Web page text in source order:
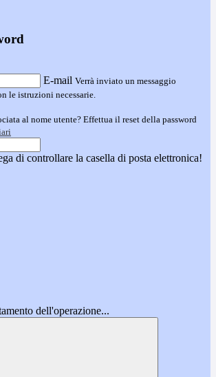
E-mail Verrà inviato un messaggio
le istruzioni necessarie.
al nome utente? Effettua il reset della password
di controllare la casella di posta elettronica!
dell'operazione...